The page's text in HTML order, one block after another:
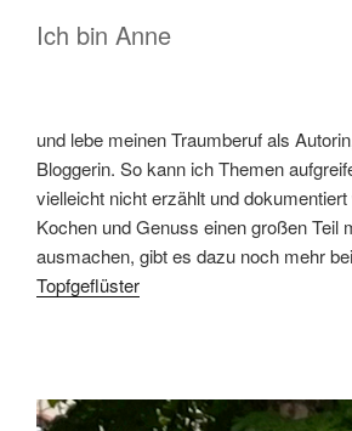
Ich bin Anne
und lebe meinen Traumberuf als
Bloggerin. So kann ich Themen
vielleicht nicht erzählt und
Kochen und Genuss einen großen Teil
ausmachen, gibt es dazu noch mehr bei
Topfgeflüster